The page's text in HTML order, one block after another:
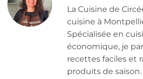
La Cuisine de
cuisine à
Spécialisée en
économique, je
recettes faciles et
produits de saison.